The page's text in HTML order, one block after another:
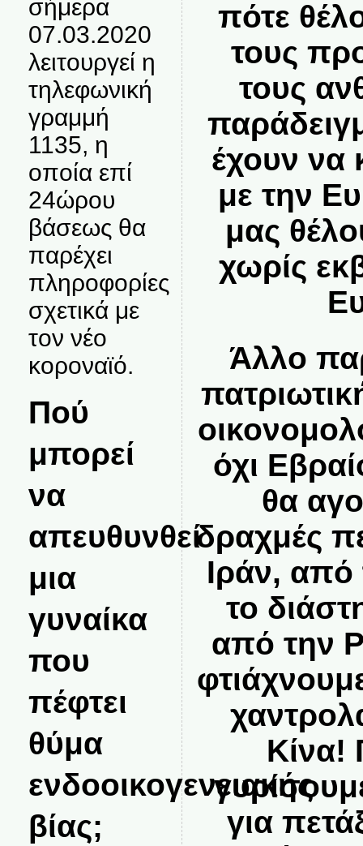
σήμερα
07.03.2020
λειτουργεί η
τηλεφωνική
γραμμή
1135, η
οποία επί
24ώρου
βάσεως θα
παρέχει
πληροφορίες
σχετικά με
τον νέο
κοροναϊό.
Πού
μπορεί
να
απευθυνθεί
μια
γυναίκα
που
πέφτει
θύμα
ενδοοικογενειακής
βίας;
πότε
τους
τους
έχουν να
με την
μας
χωρίς
Άλλο
όχι
θα
δραχμές
Ιράν, από
το
από την
Κίνα!
για